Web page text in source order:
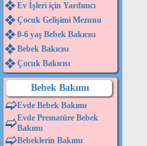
Ev İşleri için Yardımcı
Çocuk Gelişimi Mezunu
0-6 yaş Bebek Bakıcısı
Bebek Bakıcısı
Çocuk Bakıcısı
Bebek Bakımı
Evde Bebek Bakımı
Evde Prematüre Bebek
Bakımı
Bebeklerin Bakımı